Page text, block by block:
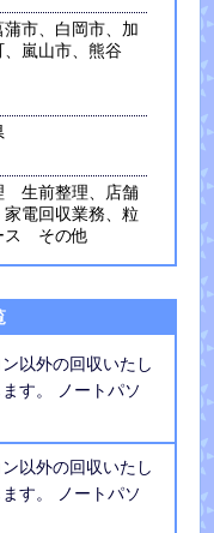
市、白岡市、加
嵐山市、熊谷
生前整理、店舗
電回収業務、粒
ス その他
以外の回収いたし
す。 ノートパソ
以外の回収いたし
す。 ノートパソ